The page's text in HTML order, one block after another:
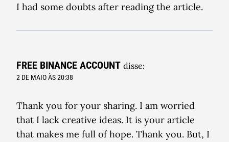
I had some doubts after reading the article.
FREE BINANCE ACCOUNT disse:
2 DE MAIO ÀS 20:38
Thank you for your sharing. I am worried
that I lack creative ideas. It is your article
that makes me full of hope. Thank you. But, I